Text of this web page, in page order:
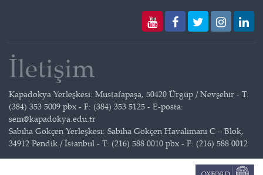
İletişim
Kapadokya Yerleşkesi: Mustafapaşa, 50420 Ürgüp / Nevşehir - T:
(384) 353 5009 pbx - F: (384) 353 5125 - E-posta:
sem@kapadokya.edu.tr
Sabiha Gökçen Yerleşkesi: Sabiha Gökçen Havalimanı C – Blok,
34912 Pendik / İstanbul - T: (216) 588 0010 pbx - F: (216) 588 0012